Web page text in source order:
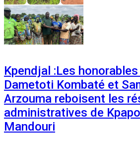
Kpendjal :Les
Dametoti Kombaté et
Arzouma reboisent les
administratives de
Mandouri